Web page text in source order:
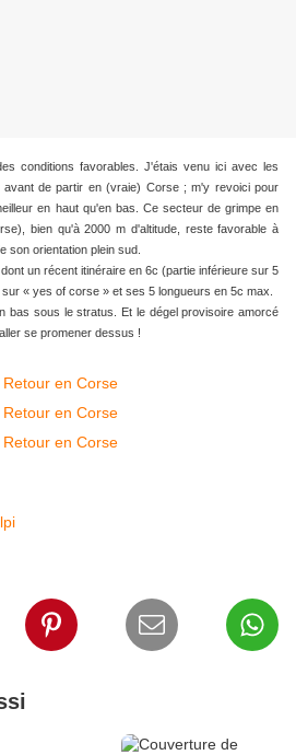
conditions favorables. J'étais venu ici avec les
de partir en (vraie) Corse ; m'y revoici pour
en haut qu'en bas. Ce secteur de grimpe en
bien qu'à 2000 m d'altitude, reste favorable à
son orientation plein sud.
un récent itinéraire en 6c (partie inférieure sur 5
« yes of corse » et ses 5 longueurs en 5c max.
bas sous le stratus. Et le dégel provisoire amorcé
se promener dessus !